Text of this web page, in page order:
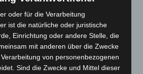
nach Abschaltung von
Market“ erhoben
oder für die Verarbeitung
ist die natürliche oder juristische
Einrichtung oder andere Stelle, die
mit anderen über die Zwecke
von personenbezogenen
Sind die Zwecke und Mittel dieser